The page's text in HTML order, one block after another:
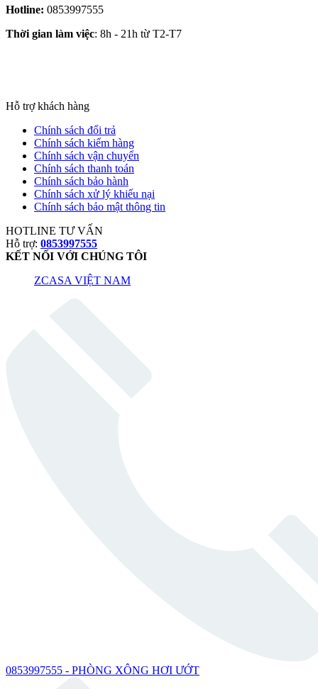
Hotline: 0853997555
Thời gian làm việc: 8h - 21h từ T2-T7
Hỗ trợ khách hàng
Chính sách đổi trả
Chính sách kiểm hàng
Chính sách vận chuyển
Chính sách thanh toán
Chính sách bảo hành
Chính sách xử lý khiếu nại
Chính sách bảo mật thông tin
HOTLINE TƯ VẤN
Hỗ trợ: 0853997555
KẾT NỐI VỚI CHÚNG TÔI
ZCASA VIỆT NAM
0853997555 - PHÒNG XÔNG HƠI ƯỚT